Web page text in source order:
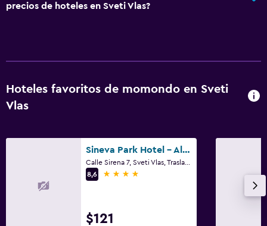
precios de hoteles en Sveti Vlas?
Hoteles favoritos de momondo en Sveti
Vlas
Sineva Park Hotel - All Inclusive
8,6
4 estrellas
$121